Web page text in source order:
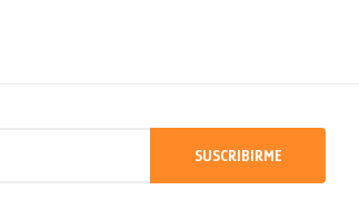
SUSCRIBIRME